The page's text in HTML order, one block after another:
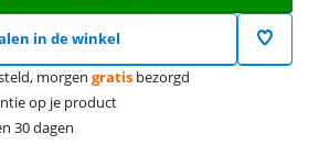
in de winkel
morgen gratis bezorgd
op je product
30 dagen